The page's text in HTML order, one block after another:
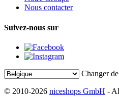
Nous contacter
Suivez-nous sur
Changer
© 2010-2026 niceshops GmbH -